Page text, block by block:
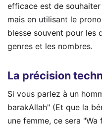
efficace est de
mais en utilisant le
blesse souvent pour les
genres et les nombres.
La précision
Si vous parlez à un
barakAllah" (Et que la
une femme, ce sera "Wa